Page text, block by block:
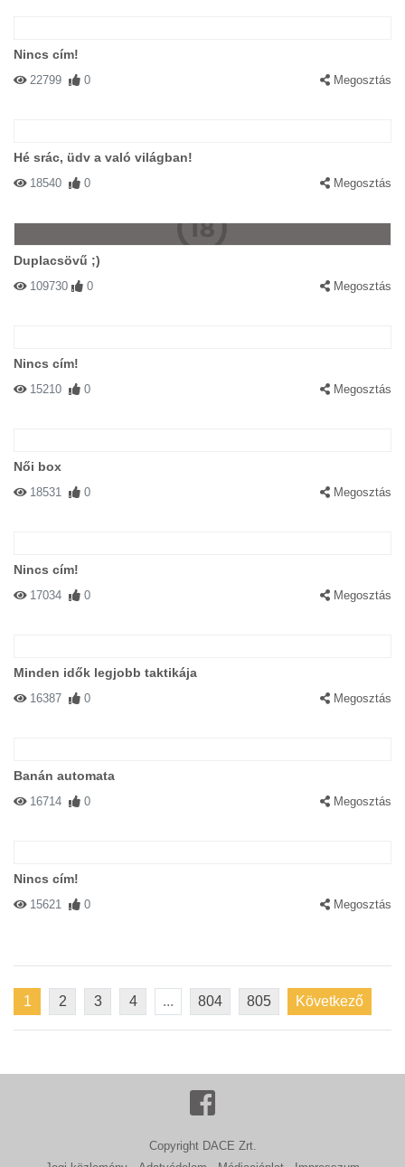
Nincs cím!
22799 0 Megosztás
Hé srác, üdv a való világban!
18540 0 Megosztás
Duplacsövű ;)
109730 0 Megosztás
Nincs cím!
15210 0 Megosztás
Női box
18531 0 Megosztás
Nincs cím!
17034 0 Megosztás
Minden idők legjobb taktikája
16387 0 Megosztás
Banán automata
16714 0 Megosztás
Nincs cím!
15621 0 Megosztás
1 2 3 4 ... 804 805 Következő
Copyright DACE Zrt.